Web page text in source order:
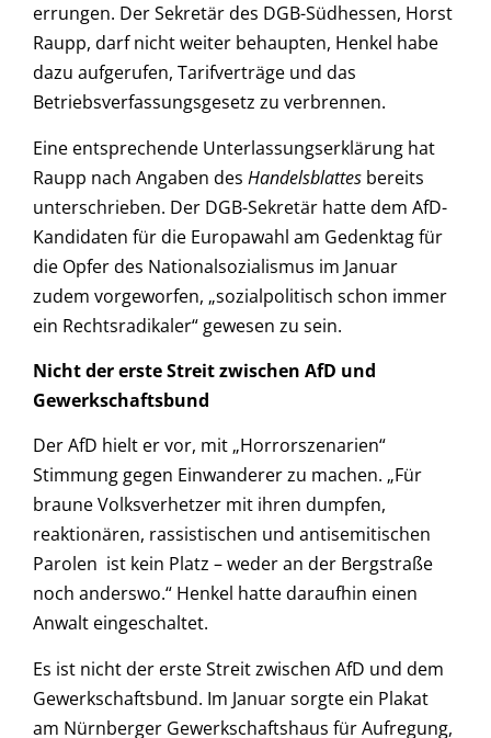
errungen. Der Sekretär des DGB-Südhessen, Horst
Raupp, darf nicht weiter behaupten, Henkel habe
dazu aufgerufen, Tarifverträge und das
Betriebsverfassungsgesetz zu verbrennen.
Eine entsprechende Unterlassungserklärung hat
Raupp nach Angaben des Handelsblattes bereits
unterschrieben. Der DGB-Sekretär hatte dem AfD-
Kandidaten für die Europawahl am Gedenktag für
die Opfer des Nationalsozialismus im Januar
zudem vorgeworfen, „sozialpolitisch schon immer
ein Rechtsradikaler“ gewesen zu sein.
Nicht der erste Streit zwischen AfD und
Gewerkschaftsbund
Der AfD hielt er vor, mit „Horrorszenarien“
Stimmung gegen Einwanderer zu machen. „Für
braune Volksverhetzer mit ihren dumpfen,
reaktionären, rassistischen und antisemitischen
Parolen ist kein Platz – weder an der Bergstraße
noch anderswo.“ Henkel hatte daraufhin einen
Anwalt eingeschaltet.
Es ist nicht der erste Streit zwischen AfD und dem
Gewerkschaftsbund. Im Januar sorgte ein Plakat
am Nürnberger Gewerkschaftshaus für Aufregung,